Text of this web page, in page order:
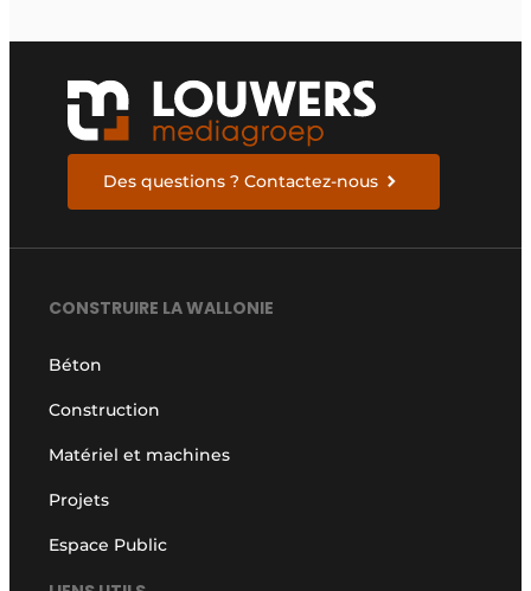
Des questions ? Contactez-nous
CONSTRUIRE LA WALLONIE
Béton
Construction
Matériel et machines
Projets
Espace Public